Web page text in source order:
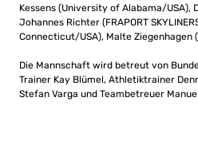
Kessens (University of Alabama/USA),
Johannes Richter (FRAPORT
Connecticut/USA), Malte Ziegenhagen
Die Mannschaft wird betreut von
Trainer Kay Blümel, Athletiktrainer
Stefan Varga und Teambetreuer